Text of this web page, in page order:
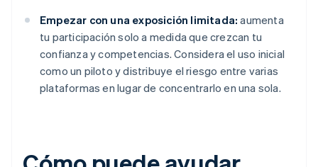
Empezar con una exposición limitada: aumenta
tu participación solo a medida que crezcan tu
confianza y competencias. Considera el uso inicial
como un piloto y distribuye el riesgo entre varias
plataformas en lugar de concentrarlo en una sola.